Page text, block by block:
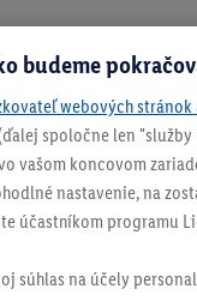
budeme
webových
spoločne len
vašom koncovom
nastavenie, na
účastníkom programu
súhlas na účely